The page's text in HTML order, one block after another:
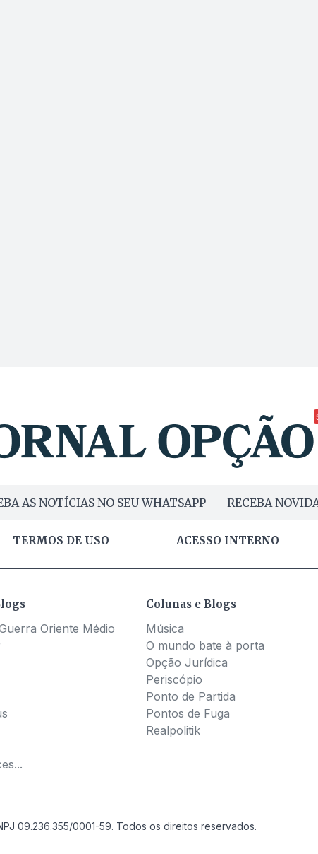
AS NOTÍCIAS NO SEU WHATSAPP RECEBA
TERMOS DE USO ACESSO INTERNO
Oriente Médio
Colunas e Blogs
Música
O mundo bate à porta
Opção Jurídica
Periscópio
Ponto de Partida
Pontos de Fuga
Realpolitik
09.236.355/0001-59. Todos os direitos reservados.